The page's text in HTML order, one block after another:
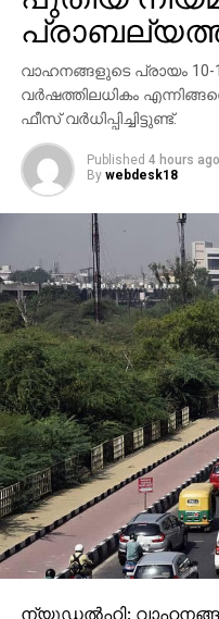
അത്യാവശ്യമല്ലെങ്കില്‍
ഉത്തരവിട്ടു. ജസ്റ്റിസ്
ബെഞ്ചിന്റെയായിരുന്നു
പിന്നാലെ സ്‌പെഷ്യല്‍
അശോക് നായിക്
സമീപിക്കുകയായിരുന്നു.
വാഹനങ്ങളുടെ പ്രായം 10-
വര്‍ഷത്തിലധികം
ഫീസ് വര്‍ധിപ്പിച്ചിട്ടുണ്ട്.
Published 4 hours ago
By webdesk18
ന്യൂഡല്‍ഹി: